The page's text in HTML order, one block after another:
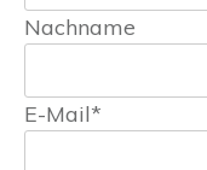
Nachname
E-Mail*